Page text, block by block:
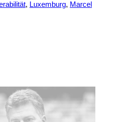
, Luxemburg, Marcel